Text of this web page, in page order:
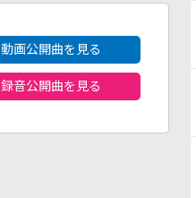
動画公開曲を見る
録音公開曲を見る